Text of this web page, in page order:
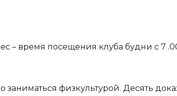
– время посещения клуба будни с 7
физкультурой. Десять